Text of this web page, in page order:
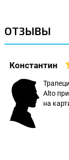
ОТЗЫВЫ
Константин
Alto
на